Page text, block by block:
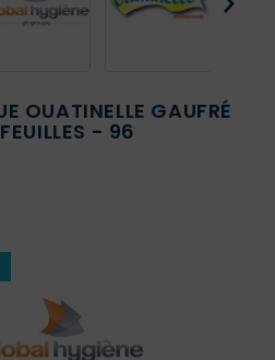
OUATINELLE GAUFRÉ
- 96